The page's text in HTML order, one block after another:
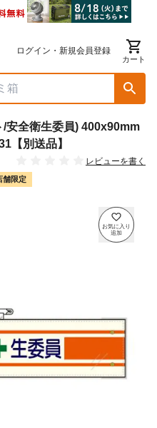
ログイン・新規会員登録
カート
安全衛生委員) 400x90mm
【別送品】
レビューを書く
舗限定